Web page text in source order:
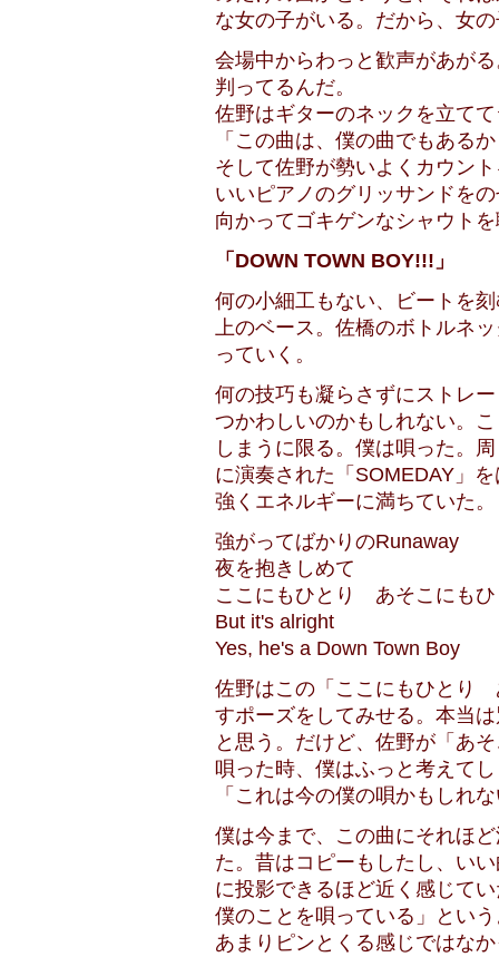
な女の子がいる。だから、女
会場中からわっと歓声があが
判ってるんだ。
佐野はギターのネックを立て
「この曲は、僕の曲でもある
そして佐野が勢いよくカウン
いいピアノのグリッサンドを
向かってゴキゲンなシャウト
「DOWN TOWN BOY!!!」
何の小細工もない、ビートを
上のベース。佐橋のボトルネ
っていく。
何の技巧も凝らさずにストレ
つかわしいのかもしれない。
しまうに限る。僕は唄った。
に演奏された「SOMEDAY」
強くエネルギーに満ちていた。
強がってばかりのRunaway
夜を抱きしめて
ここにもひとり あそこにもひ
But it's alright
Yes, he's a Down Town Boy
佐野はこの「ここにもひとり
すポーズをしてみせる。本当
と思う。だけど、佐野が「あ
唄った時、僕はふっと考えて
「これは今の僕の唄かもしれ
僕は今まで、この曲にそれほ
た。昔はコピーもしたし、い
に投影できるほど近く感じて
僕のことを唄っている」とい
あまりピンとくる感じではな